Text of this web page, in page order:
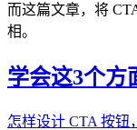
而这篇文章，将
相。
学会这3个方
怎样设计 CTA 按钮